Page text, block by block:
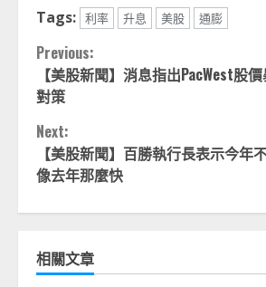
Tags: 利率 升息 美股 通膨
Continue
Reading
Previous:
【美股新聞】消息指出PacWest股
對策
Next:
【美股新聞】百勝執行長表示今年
像去年那麼快
相關文章